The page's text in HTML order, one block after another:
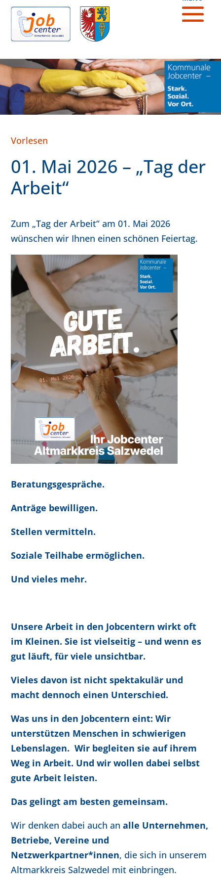
Vorlesen
01. Mai 2026 – „Tag der
Arbeit“
Zum „Tag der Arbeit“ am 01. Mai 2026
wünschen wir Ihnen einen schönen Feiertag.
Beratungsgespräche.
Anträge bewilligen.
Stellen vermitteln.
Soziale Teilhabe ermöglichen.
Und vieles mehr.
Unsere Arbeit in den Jobcentern wirkt oft
im Kleinen. Sie ist vielseitig – und wenn es
gut läuft, für viele unsichtbar.
Vieles davon ist nicht spektakulär und
macht dennoch einen Unterschied.
Was uns in den Jobcentern eint: Wir
unterstützen Menschen in schwierigen
Lebenslagen. Wir begleiten sie auf ihrem
Weg in Arbeit. Und wir wollen dabei selbst
gute Arbeit leisten.
Das gelingt am besten gemeinsam.
Wir denken dabei auch analle Unternehmen,
Betriebe, Vereine und
Netzwerkpartner*innen, die sich in unserem
Altmarkkreis Salzwedel mit einbringen.